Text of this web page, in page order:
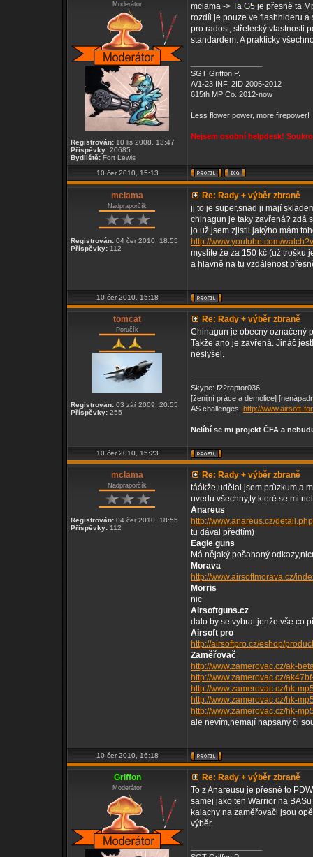
Moderátor
Registrován: 10 lis 2008, 13:47
Příspěvky: 20685
Bydliště: Fort Lewis
mclama -> Ta G5 je přesně ta
rozdíl je pouze ve flashhideru a
pro radost, střelecký vlastnosti
standardem. A prakticky
SGT Griffon P.
A/1-23 INF, 2ID 2005-2012
615th MP Co. 2012-now
Less flower power, more firepower!
Nejsem osobní helpdesk!
10 čer 2010, 15:13
mclama
Nadpraporčík
Registrován: 04 čer 2010, 18:55
Příspěvky: 112
Re: Rady + výběr zbraně
jj to je super,snad ji mají
chinagun je taky zavřená? zdá
jo už jsem zjistil jakýho mám
http://www.youtube.com/
myslíte že za 150 kč (už trošku
a hlavně na tu vzdálenost
10 čer 2010, 15:18
tomcat
Poručík
Registrován: 03 zář 2009, 20:55
Příspěvky: 255
Re: Rady + výběr zbraně
Chinagun je obecný označený
Takže ano je zavřená. Jináč
neslyšel.
Skype: f22raptor036
[ženijní práce a demolice]
AS challenges: http://www.airsoft-
Nelíbí se mi projekt ČFA a
10 čer 2010, 15:23
mclama
Nadpraporčík
Registrován: 04 čer 2010, 18:55
Příspěvky: 112
Re: Rady + výběr zbraně
táákže,udělal jsem průzkum,a
uvedu všechny,ty které se mi
Anareus
http://www.anareus.cz/
tu dával předtím)
Eagle guns
Má nějaký pošahaný
Morava
http://www.airsoftmorava.cz/
Morris
nic
Airsoftguns.cz
dalo by se vybrat,jenže vše co
Airsoft pro
http://airsoftpro.cz/eshop/
Zaměřovač
http://www.zamerovac.cz/ak-
http://www.zamerovac.cz/
http://www.zamerovac.cz/hk-
http://www.zamerovac.cz/hk-
http://www.zamerovac.cz/hk-
ale nevím,nemají napsaný či
10 čer 2010, 16:18
Griffon
Moderátor
Re: Rady + výběr zbraně
To z Anareusu je přesně to
samej jako ten Warrior na
kalachy na zaměřovači jsou
výběr.